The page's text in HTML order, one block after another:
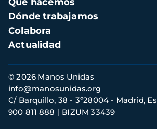
Dónde trabajamos
Colabora
Actualidad
Información
de
contacto
© 2026 Manos Unidas
C/ Barquillo, 38 - 3º28004 - Madrid,
900 811 888
BIZUM 33439
info@manosunidas.org